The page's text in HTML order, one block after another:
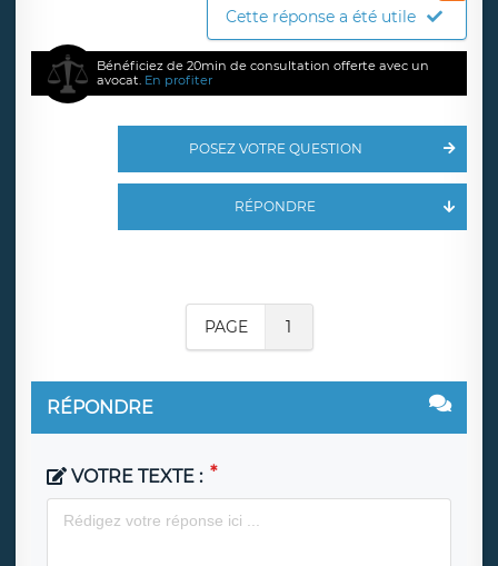
Cette réponse a été utile
Bénéficiez de 20min de consultation offerte avec un
avocat. En profiter
POSEZ VOTRE QUESTION
RÉPONDRE
PAGE 1
RÉPONDRE
VOTRE TEXTE :